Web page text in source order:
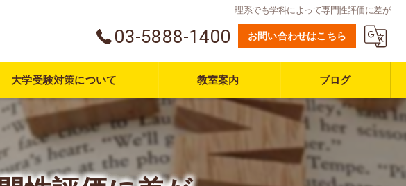
理系でも学科によって専門性評価に差が
03-5888-1400 お問い合わせはこちら
大学受験対策について 教室案内 ブログ